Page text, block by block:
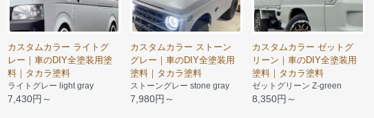
カスタムカラー ライトグ
レー｜車のDIY全塗装用塗
料｜タカラ塗料
ライトグレー light gray
7,430円～
カスタムカラー ストーン
グレー｜車のDIY全塗装用
塗料｜タカラ塗料
ストーングレー stone gray
7,980円～
カスタムカラー ゼットグ
リーン｜車のDIY全塗装用
塗料｜タカラ塗料
ゼットグリーン Z-green
8,350円～